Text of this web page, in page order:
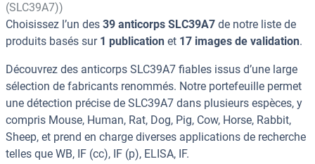
(SLC39A7))
Choisissez l’un des 39 anticorps SLC39A7 de notre liste de
produits basés sur 1 publication et 17 images de validation.
Découvrez des anticorps SLC39A7 fiables issus d’une large
sélection de fabricants renommés. Notre portefeuille permet
une détection précise de SLC39A7 dans plusieurs espèces, y
compris Mouse, Human, Rat, Dog, Pig, Cow, Horse, Rabbit,
Sheep, et prend en charge diverses applications de recherche
telles que WB, IF (cc), IF (p), ELISA, IF.